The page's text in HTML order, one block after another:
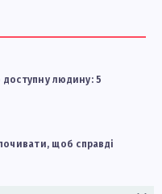
доступну людину: 5
щоб справді